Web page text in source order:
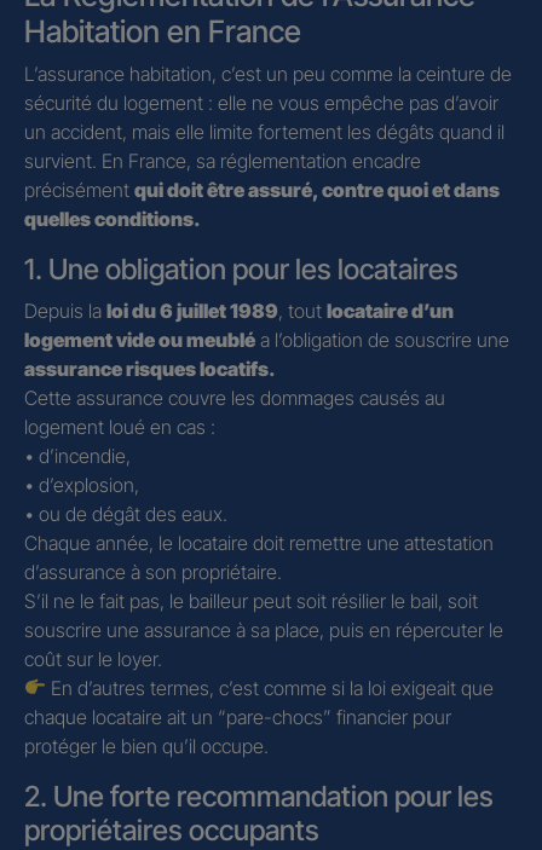
Habitation en France
L’assurance habitation, c’est un peu comme la ceinture de
sécurité du logement : elle ne vous empêche pas d’avoir
un accident, mais elle limite fortement les dégâts quand il
survient. En France, sa réglementation encadre
précisément qui doit être assuré, contre quoi et dans
quelles conditions.
1. Une obligation pour les locataires
Depuis la loi du 6 juillet 1989, tout locataire d’un
logement vide ou meublé a l’obligation de souscrire une
assurance risques locatifs.
Cette assurance couvre les dommages causés au
logement loué en cas :
• d’incendie,
• d’explosion,
• ou de dégât des eaux.
Chaque année, le locataire doit remettre une attestation
d’assurance à son propriétaire.
S’il ne le fait pas, le bailleur peut soit résilier le bail, soit
souscrire une assurance à sa place, puis en répercuter le
coût sur le loyer.
En d’autres termes, c’est comme si la loi exigeait que
chaque locataire ait un “pare-chocs” financier pour
protéger le bien qu’il occupe.
2. Une forte recommandation pour les
propriétaires occupants